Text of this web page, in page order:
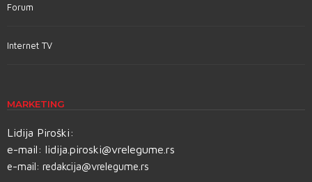
Forum
Internet TV
MARKETING
Lidija Piroški:
e-mail: lidija.piroski@vrelegume.rs
e-mail: redakcija@vrelegume.rs